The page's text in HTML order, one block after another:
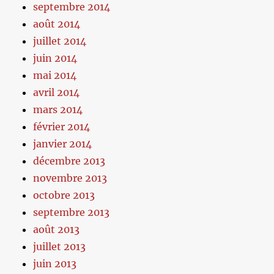
septembre 2014
août 2014
juillet 2014
juin 2014
mai 2014
avril 2014
mars 2014
février 2014
janvier 2014
décembre 2013
novembre 2013
octobre 2013
septembre 2013
août 2013
juillet 2013
juin 2013